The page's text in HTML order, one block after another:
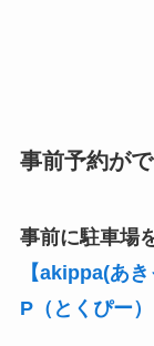
事前予約が
事前に駐車場
【akippa(あき
P（とくぴー）